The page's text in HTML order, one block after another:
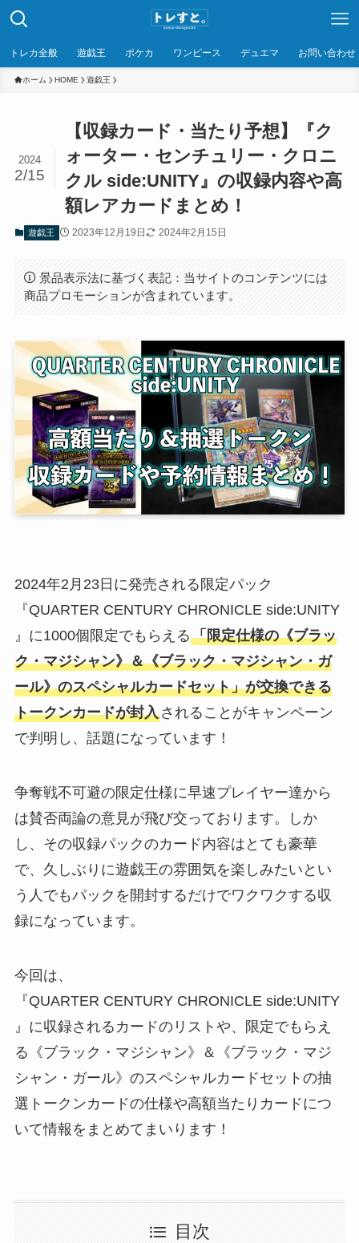
トレカ全般 遊戯王 ポケカ ワンピース デュエマ お問い合わせ
ホーム HOME 遊戯王
【収録カード・当たり予想】『ク
ォーター・センチュリー・クロニ
クル side:UNITY』の収録内容や高
額レアカードまとめ！
2024
2/15
遊戯王 2023年12月19日 2024年2月15日
景品表示法に基づく表記：当サイトのコンテンツには
商品プロモーションが含まれています。
2024年2月23日に発売される限定パック
『QUARTER CENTURY CHRONICLE side:UNITY
』に1000個限定でもらえる「限定仕様の《ブラッ
ク・マジシャン》＆《ブラック・マジシャン・ガ
ール》のスペシャルカードセット」が交換できる
トークンカードが封入されることがキャンペーン
で判明し、話題になっています！
争奪戦不可避の限定仕様に早速プレイヤー達から
は賛否両論の意見が飛び交っております。しか
し、その収録パックのカード内容はとても豪華
で、久しぶりに遊戯王の雰囲気を楽しみたいとい
う人でもパックを開封するだけでワクワクする収
録になっています。
今回は、
『QUARTER CENTURY CHRONICLE side:UNITY
』に収録されるカードのリストや、限定でもらえ
る《ブラック・マジシャン》＆《ブラック・マジ
シャン・ガール》のスペシャルカードセットの抽
選トークンカードの仕様や高額当たりカードにつ
いて情報をまとめてまいります！
目次